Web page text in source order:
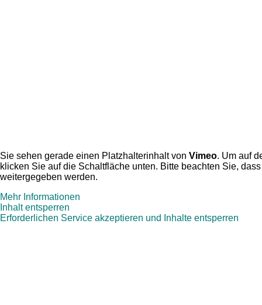
Sie sehen gerade einen Platzhalterinhalt von Vimeo. Um auf
klicken Sie auf die Schaltfläche unten. Bitte beachten Sie,
weitergegeben werden.
Mehr Informationen
Inhalt entsperren
Erforderlichen Service akzeptieren und Inhalte entsperren